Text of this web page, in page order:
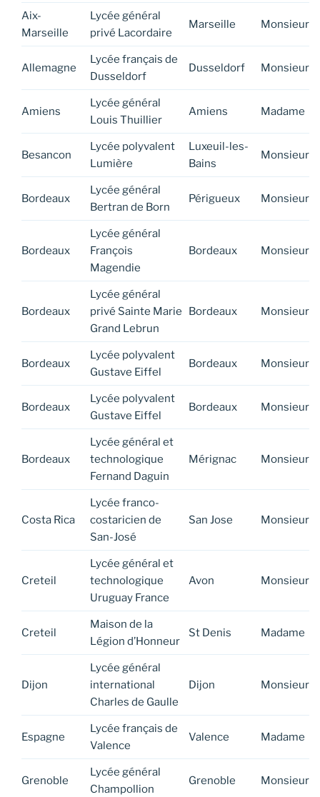
Aix-
Marseille
Lycée général
privé Lacordaire
Marseille Monsieur
Allemagne
Lycée français de
Dusseldorf
Dusseldorf Monsieur
Amiens
Lycée général
Louis Thuillier
Amiens Madame
Besancon
Lycée polyvalent
Lumière
Luxeuil-les-
Bains
Monsieur
Bordeaux
Lycée général
Bertran de Born
Périgueux Monsieur
Bordeaux
Lycée général
François
Magendie
Bordeaux Monsieur
Bordeaux
Lycée général
privé Sainte Marie
Grand Lebrun
Bordeaux Monsieur
Bordeaux
Lycée polyvalent
Gustave Eiffel
Bordeaux Monsieur
Bordeaux
Lycée polyvalent
Gustave Eiffel
Bordeaux Monsieur
Bordeaux
Lycée général et
technologique
Fernand Daguin
Mérignac Monsieur
Costa Rica
Lycée franco-
costaricien de
San-José
San Jose Monsieur
Creteil
Lycée général et
technologique
Uruguay France
Avon Monsieur
Creteil
Maison de la
Légion d’Honneur
St Denis Madame
Dijon
Lycée général
international
Charles de Gaulle
Dijon Monsieur
Espagne
Lycée français de
Valence
Valence Madame
Grenoble
Lycée général
Champollion
Grenoble Monsieur